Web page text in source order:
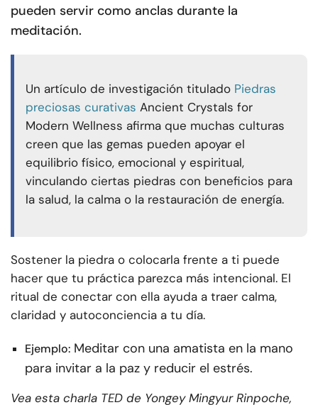
pueden servir como anclas durante la
meditación.
Un artículo de investigación titulado Piedras
preciosas curativas Ancient Crystals for
Modern Wellness afirma que muchas culturas
creen que las gemas pueden apoyar el
equilibrio físico, emocional y espiritual,
vinculando ciertas piedras con beneficios para
la salud, la calma o la restauración de energía.
Sostener la piedra o colocarla frente a ti puede
hacer que tu práctica parezca más intencional. El
ritual de conectar con ella ayuda a traer calma,
claridad y autoconciencia a tu día.
Ejemplo: Meditar con una amatista en la mano
para invitar a la paz y reducir el estrés.
Vea esta charla TED de Yongey Mingyur Rinpoche,